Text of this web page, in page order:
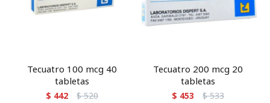
Tecuatro 100 mcg 40
tabletas
$ 442 $ 520
Tecuatro 200 mcg 20
tabletas
$ 453 $ 533